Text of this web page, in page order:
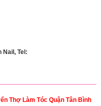
Nail, Tel:
Thợ Làm Tóc Quận Tân Bình